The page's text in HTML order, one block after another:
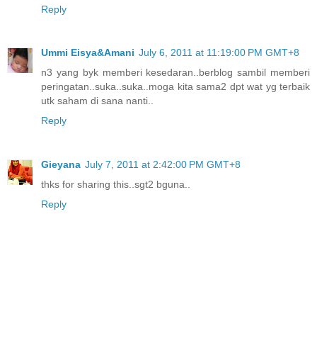
Reply
Ummi Eisya&Amani July 6, 2011 at 11:19:00 PM GMT+8
n3 yang byk memberi kesedaran..berblog sambil memberi
peringatan..suka..suka..moga kita sama2 dpt wat yg terbaik
utk saham di sana nanti..
Reply
Gieyana July 7, 2011 at 2:42:00 PM GMT+8
thks for sharing this..sgt2 bguna..
Reply